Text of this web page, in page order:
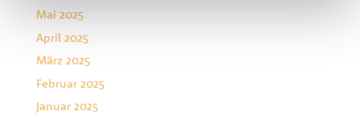
Mai 2025
April 2025
März 2025
Februar 2025
Januar 2025